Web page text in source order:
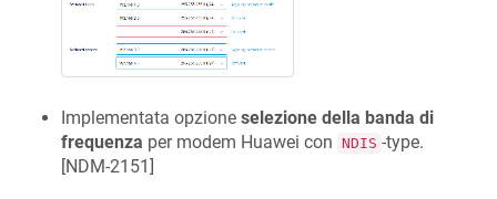
Implementata opzione selezione della banda di
frequenza per modem Huawei con NDIS -type.
[NDM-2151]